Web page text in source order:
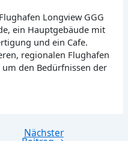
Longview GGG
ein Hauptgebäude mit
und ein Cafe.
regionalen Flughafen
den Bedürfnissen der
Nächster